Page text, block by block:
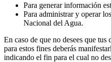
Para generar información
Para administrar y operar
Nacional del Agua.
En caso de que no desees que tus
para estos fines deberás
indicando el fin para el cual no